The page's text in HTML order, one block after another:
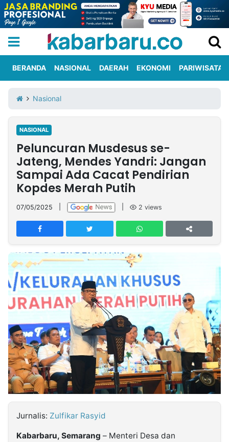
Iklan
Berita
Kami
Nasional
International
Olahraga
Entertainment
Daerah
Pariwisata
Kuliner
Kolom
Network
PT
TREETAN
MULTIMEDIA
INDONESIA
Partner
Insight
NTB
Suara
Time
Lens
IDN
Daily
Jogja
Jalan
Rakyat
Idealita
News
Kita
Notice
Dinamikapost.com
Radar
Baru
Seedbacklink
Follow
Kabarbaru
BERANDA NASIONAL DAERAH EKONOMI PARIWISATA
Nasional
NASIONAL
Peluncuran Musdesus se-
Jateng, Mendes Yandri: Jangan
Sampai Ada Cacat Pendirian
Kopdes Merah Putih
07/05/2025 2 views
Jurnalis: Zulfikar Rasyid
Kabarbaru, Semarang – Menteri Desa dan